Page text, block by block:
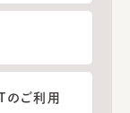
ご利用